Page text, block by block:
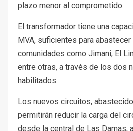
plazo menor al comprometido.
El transformador tiene una
MVA, suficientes para
comunidades como Jimani, El
entre otras, a través de los dos
habilitados.
Los nuevos circuitos,
permitirán reducir la carga del
desde la central de Las Damas,